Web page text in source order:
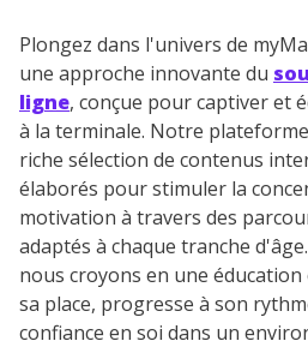
Plongez dans l'univers de
une approche innovante du
ligne, conçue pour captiver et
à la terminale. Notre
riche sélection de contenus
élaborés pour stimuler la
motivation à travers des
adaptés à chaque tranche
nous croyons en une
sa place, progresse à son
confiance en soi dans un